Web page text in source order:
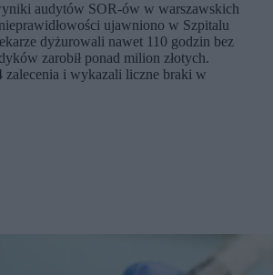
audytów SOR-ów w warszawskich
ujawniono w Szpitalu
dyżurowali nawet 110 godzin bez
zarobił ponad milion złotych.
i wykazali liczne braki w